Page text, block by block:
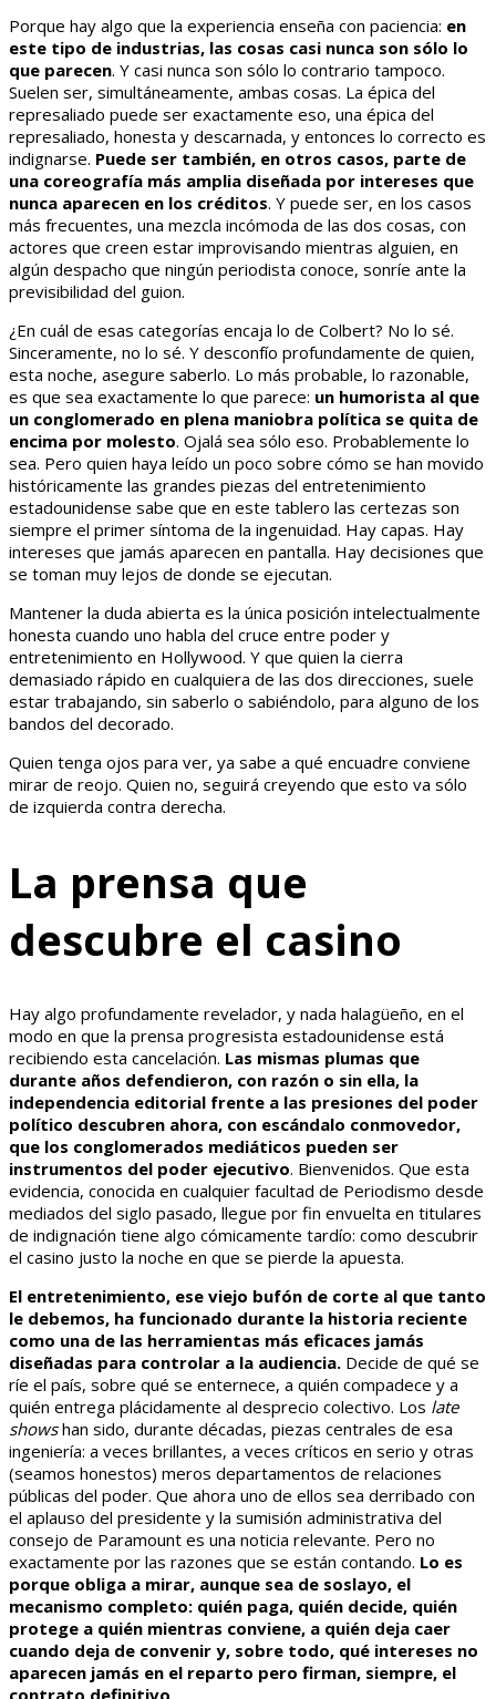
Porque hay algo que la experiencia enseña con paciencia: en
este tipo de industrias, las cosas casi nunca son sólo lo
que parecen. Y casi nunca son sólo lo contrario tampoco.
Suelen ser, simultáneamente, ambas cosas. La épica del
represaliado puede ser exactamente eso, una épica del
represaliado, honesta y descarnada, y entonces lo correcto es
indignarse. Puede ser también, en otros casos, parte de
una coreografía más amplia diseñada por intereses que
nunca aparecen en los créditos. Y puede ser, en los casos
más frecuentes, una mezcla incómoda de las dos cosas, con
actores que creen estar improvisando mientras alguien, en
algún despacho que ningún periodista conoce, sonríe ante la
previsibilidad del guion.
¿En cuál de esas categorías encaja lo de Colbert? No lo sé.
Sinceramente, no lo sé. Y desconfío profundamente de quien,
esta noche, asegure saberlo. Lo más probable, lo razonable,
es que sea exactamente lo que parece: un humorista al que
un conglomerado en plena maniobra política se quita de
encima por molesto. Ojalá sea sólo eso. Probablemente lo
sea. Pero quien haya leído un poco sobre cómo se han movido
históricamente las grandes piezas del entretenimiento
estadounidense sabe que en este tablero las certezas son
siempre el primer síntoma de la ingenuidad. Hay capas. Hay
intereses que jamás aparecen en pantalla. Hay decisiones que
se toman muy lejos de donde se ejecutan.
Mantener la duda abierta es la única posición intelectualmente
honesta cuando uno habla del cruce entre poder y
entretenimiento en Hollywood. Y que quien la cierra
demasiado rápido en cualquiera de las dos direcciones, suele
estar trabajando, sin saberlo o sabiéndolo, para alguno de los
bandos del decorado.
Quien tenga ojos para ver, ya sabe a qué encuadre conviene
mirar de reojo. Quien no, seguirá creyendo que esto va sólo
de izquierda contra derecha.
La prensa que
descubre el casino
Hay algo profundamente revelador, y nada halagüeño, en el
modo en que la prensa progresista estadounidense está
recibiendo esta cancelación. Las mismas plumas que
durante años defendieron, con razón o sin ella, la
independencia editorial frente a las presiones del poder
político descubren ahora, con escándalo conmovedor,
que los conglomerados mediáticos pueden ser
instrumentos del poder ejecutivo. Bienvenidos. Que esta
evidencia, conocida en cualquier facultad de Periodismo desde
mediados del siglo pasado, llegue por fin envuelta en titulares
de indignación tiene algo cómicamente tardío: como descubrir
el casino justo la noche en que se pierde la apuesta.
El entretenimiento, ese viejo bufón de corte al que tanto
le debemos, ha funcionado durante la historia reciente
como una de las herramientas más eficaces jamás
diseñadas para controlar a la audiencia. Decide de qué se
ríe el país, sobre qué se enternece, a quién compadece y a
quién entrega plácidamente al desprecio colectivo. Los late
showshan sido, durante décadas, piezas centrales de esa
ingeniería: a veces brillantes, a veces críticos en serio y otras
(seamos honestos) meros departamentos de relaciones
públicas del poder. Que ahora uno de ellos sea derribado con
el aplauso del presidente y la sumisión administrativa del
consejo de Paramount es una noticia relevante. Pero no
exactamente por las razones que se están contando. Lo es
porque obliga a mirar, aunque sea de soslayo, el
mecanismo completo: quién paga, quién decide, quién
protege a quién mientras conviene, a quién deja caer
cuando deja de convenir y, sobre todo, qué intereses no
aparecen jamás en el reparto pero firman, siempre, el